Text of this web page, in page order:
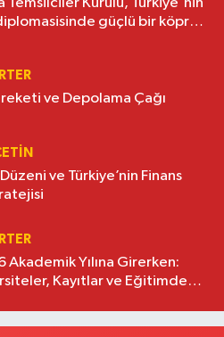
güçlü bir köprü
ve Depolama Çağı
ve Türkiye’nin Finans
Yılına Girerken:
Kayıtlar ve Eğitimde